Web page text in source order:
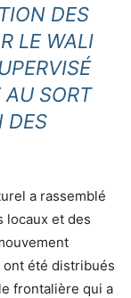
DES
LE WALI
AU SORT
DES
a rassemblé
locaux et des
ont été distribués
frontalière qui a